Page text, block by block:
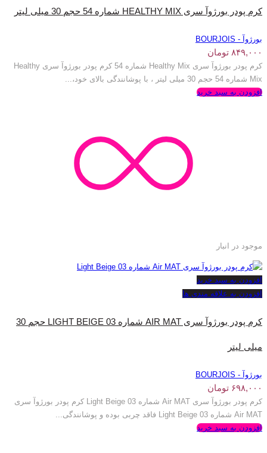
کرم پودر بورژوآ سری HEALTHY MIX شماره 54 حجم 30 میلی لیتر
بورژوآ - BOURJOIS
۸۴۹,۰۰۰ تومان
کرم پودر بورژوآ سری Healthy Mix شماره 54 کرم پودر بورژوآ سری Healthy
Mix شماره 54 حجم 30 میلی لیتر ، با پوشانندگی بالای خود،...
افزودن به سبد خرید
موجود در انبار
افزودن به سبد خرید
افزودن به علاقه مندی ها
کرم پودر بورژ‌وآ سری AIR MAT شماره LIGHT BEIGE 03 حجم 30
میلی لیتر
بورژوآ - BOURJOIS
۶۹۸,۰۰۰ تومان
کرم پودر بورژ‌وآ سری Air MAT شماره Light Beige 03 کرم پودر بورژ‌وآ سری
Air MAT شماره Light Beige 03 فاقد چربی بوده و پوشانندگی...
افزودن به سبد خرید